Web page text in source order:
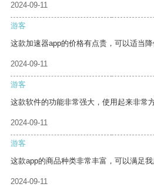
2024-09-11
游客
这款加速器app的价格有点贵，可以适当降
2024-09-11
游客
这款软件的功能非常强大，使用起来非常方
2024-09-11
游客
这款app的商品种类非常丰富，可以满足我
2024-09-11